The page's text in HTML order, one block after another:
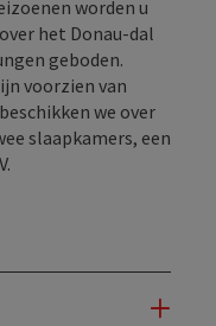
worden u
het Donau-dal
geboden.
voorzien van
we over
slaapkamers, een